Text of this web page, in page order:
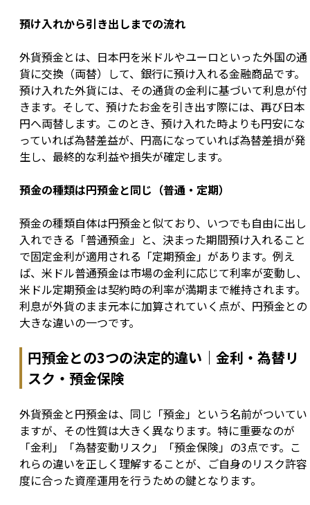
預け入れから引き出しまでの流れ
外貨預金とは、日本円を米ドルやユーロといった外国の通
貨に交換（両替）して、銀行に預け入れる金融商品です。
預け入れた外貨には、その通貨の金利に基づいて利息が付
きます。そして、預けたお金を引き出す際には、再び日本
円へ両替します。このとき、預け入れた時よりも円安にな
っていれば為替差益が、円高になっていれば為替差損が発
生し、最終的な利益や損失が確定します。
預金の種類は円預金と同じ（普通・定期）
預金の種類自体は円預金と似ており、いつでも自由に出し
入れできる「普通預金」と、決まった期間預け入れること
で固定金利が適用される「定期預金」があります。例え
ば、米ドル普通預金は市場の金利に応じて利率が変動し、
米ドル定期預金は契約時の利率が満期まで維持されます。
利息が外貨のまま元本に加算されていく点が、円預金との
大きな違いの一つです。
円預金との3つの決定的違い｜金利・為替リ
スク・預金保険
外貨預金と円預金は、同じ「預金」という名前がついてい
ますが、その性質は大きく異なります。特に重要なのが
「金利」「為替変動リスク」「預金保険」の3点です。こ
れらの違いを正しく理解することが、ご自身のリスク許容
度に合った資産運用を行うための鍵となります。